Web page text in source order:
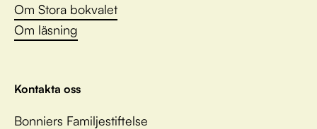
Om Stora bokvalet
Om läsning
Kontakta oss
Bonniers Familjestiftelse